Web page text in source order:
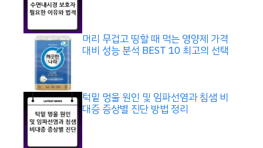
머리 무겁고 띵할 때 먹는 영양제 가격
대비 성능 분석 BEST 10 최고의 선택
턱밑 멍울 원인 및 임파선염과 침샘 비
대증 증상별 진단 방법 정리